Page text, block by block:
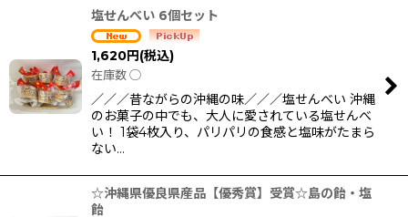
塩せんべい 6個セット
1,620円(税込)
在庫数 ◯
／／／昔ながらの沖縄の味／／／塩せんべい 沖縄
のお菓子の中でも、大人に愛されている塩せんべ
い！ 1袋4枚入り、パリパリの食感と塩味がたまら
ない…
☆沖縄県優良県産品【優秀賞】受賞☆島の飴・塩
飴